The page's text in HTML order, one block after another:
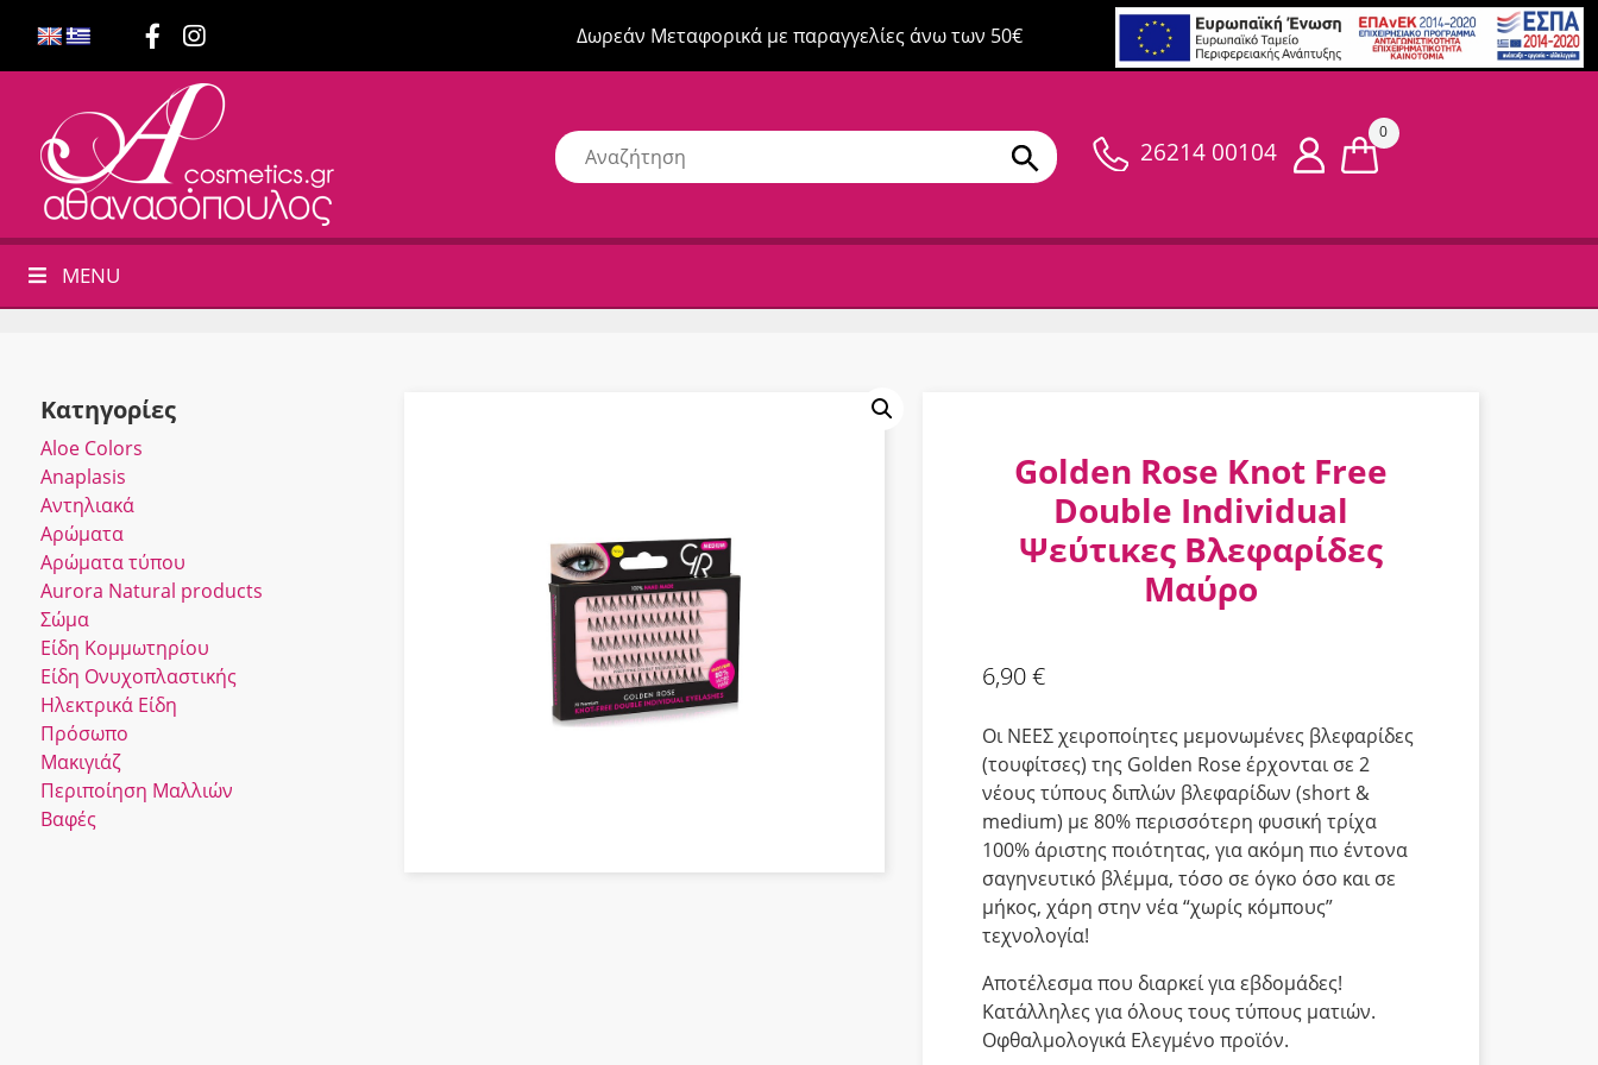
Δωρεάν Μεταφορικά με παραγγελίες άνω των 50€
26214 00104
0
MENU
Κατηγορίες
Αloe Colors
Anaplasis
Αντηλιακά
Αρώματα
Αρώματα τύπου
Αurora Νatural products
Σώμα
Είδη Κομμωτηρίου
Είδη Ονυχοπλαστικής
Ηλεκτρικά Είδη
Πρόσωπο
Μακιγιάζ
Περιποίηση Μαλλιών
Βαφές
Golden Rose Knot Free
Double Individual
Ψεύτικες Βλεφαρίδες
Μαύρο
6,90€
Οι ΝΕΕΣ χειροποίητες μεμονωμένες βλεφαρίδες
(τουφίτσες) της Golden Rose έρχονται σε 2
νέους τύπους διπλών βλεφαρίδων (short &
medium) με 80% περισσότερη φυσική τρίχα
100% άριστης ποιότητας, για ακόμη πιο έντονα
σαγηνευτικό βλέμμα, τόσο σε όγκο όσο και σε
μήκος, χάρη στην νέα “χωρίς κόμπους”
τεχνολογία!
Αποτέλεσμα που διαρκεί για εβδομάδες!
Κατάλληλες για όλους τους τύπους ματιών.
Οφθαλμολογικά Ελεγμένο προϊόν.